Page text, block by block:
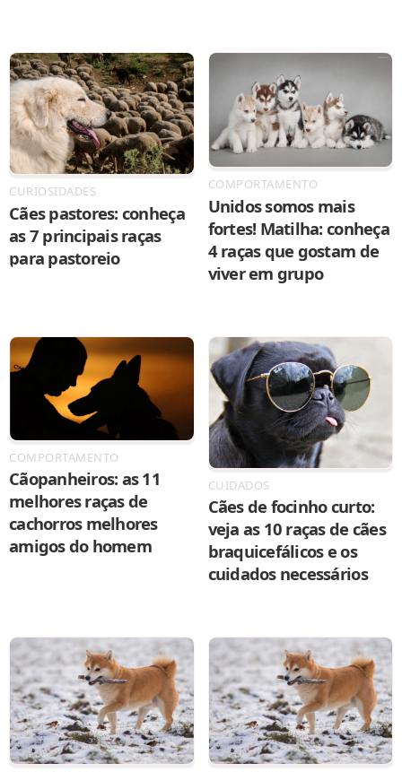
CURIOSIDADES
Cães pastores: conheça
as 7 principais raças
para pastoreio
COMPORTAMENTO
Unidos somos mais
fortes! Matilha: conheça
4 raças que gostam de
viver em grupo
COMPORTAMENTO
Cãopanheiros: as 11
melhores raças de
cachorros melhores
amigos do homem
CUIDADOS
Cães de focinho curto:
veja as 10 raças de cães
braquicefálicos e os
cuidados necessários